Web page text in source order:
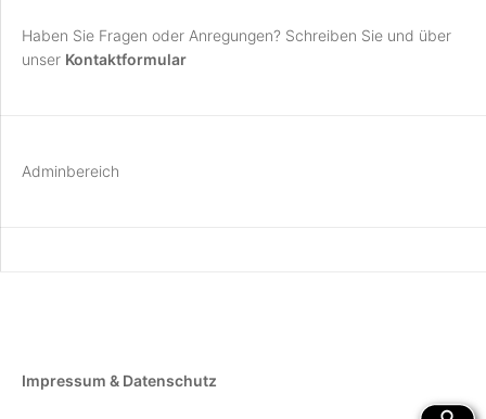
Haben Sie Fragen oder Anregungen? Schreiben Sie und über
unser Kontaktformular
Adminbereich
Impressum & Datenschutz